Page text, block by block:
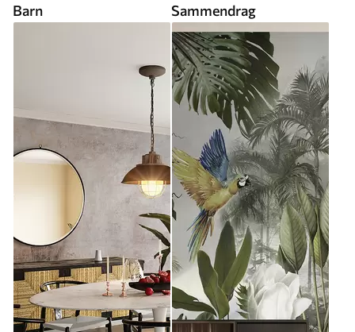
Barn Sammendrag